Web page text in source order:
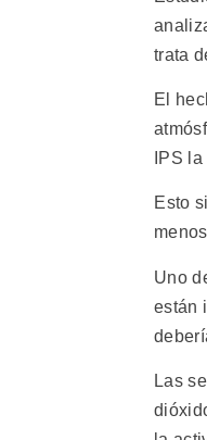
trata
El
IPS
Esto
Uno
están
Las